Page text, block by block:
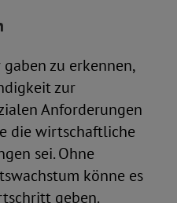
zu erkennen,
zur
Anforderungen
die wirtschaftliche
sei. Ohne
könne es
geben.